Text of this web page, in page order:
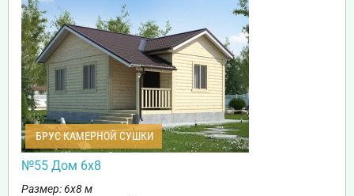
БРУС КАМЕРНОЙ СУШКИ
№55 Дом 6х8
Размер: 6х8 м